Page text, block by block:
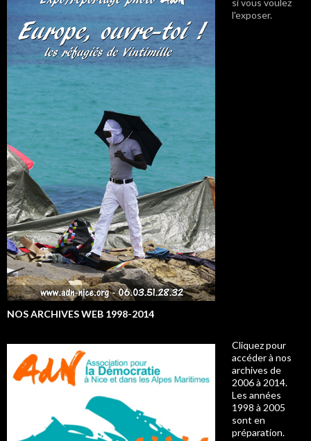
si vous voulez
l'exposer.
NOS ARCHIVES WEB 1998-2014
Cliquez pour
accéder à nos
archives de
2006 à 2014.
Les années
1998 à 2005
sont en
préparation.